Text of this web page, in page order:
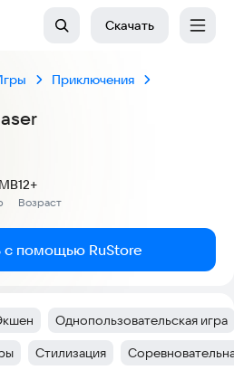
Скачать
Приключения
Возраст
12+
с помощью RuStore
Тег:
Однопользовательская игра
Тег:
Стилизация Тег: